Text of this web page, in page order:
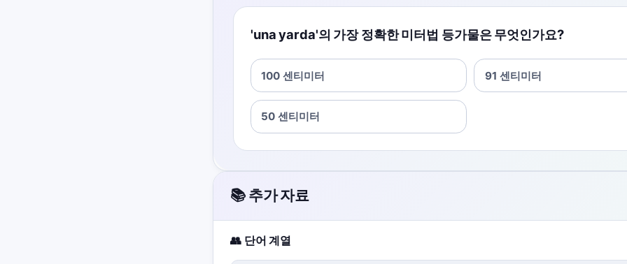
'una yarda'의 가장 정확한 미터법 등가물은 무엇인가요?
100 센티미터 91 센티미터
50 센티미터
📚 추가 자료
👥 단어 계열